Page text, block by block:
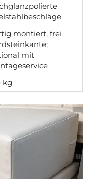
montiert, frei
mit
kg